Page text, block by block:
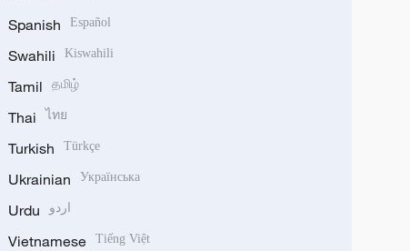
Spanish Español
Swahili Kiswahili
Tamil தமிழ்
Thai ไทย
Turkish Türkçe
Ukrainian Українська
Urdu اردو
Vietnamese Tiếng Việt